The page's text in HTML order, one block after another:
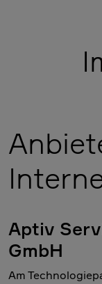
Aptiv
GmbH
Am